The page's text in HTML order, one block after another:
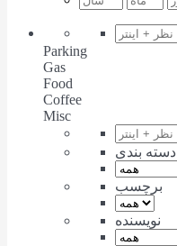
Parking
Gas
Food
Coffee
Misc
دسته بندی
برچسب
نویسنده